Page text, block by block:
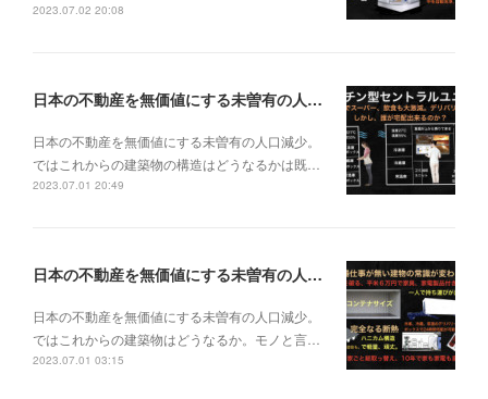
2023.07.02 20:08
日本の不動産を無価値にする未曽有の人口減少。ではこれからの建築物の構造はどうなるかは既に解説した。今はその内部の内容。その1
日本の不動産を無価値にする未曽有の人口減少。
ではこれからの建築物の構造はどうなるかは既…
2023.07.01 20:49
日本の不動産を無価値にする未曽有の人口減少。ではこれからの建築物はどうなるか。
日本の不動産を無価値にする未曽有の人口減少。
ではこれからの建築物はどうなるか。モノと言…
2023.07.01 03:15